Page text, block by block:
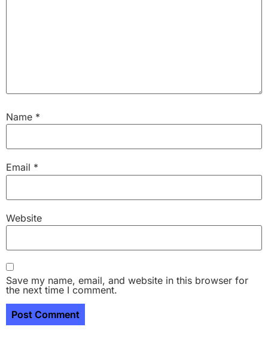
Name *
Email *
Website
Save my name, email, and website in this browser for
the next time I comment.